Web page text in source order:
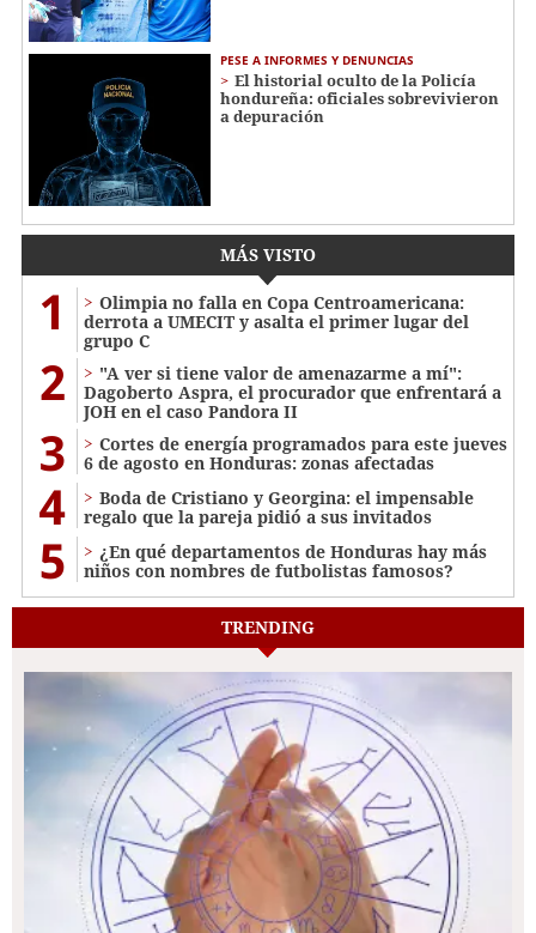
PESE A INFORMES Y DENUNCIAS
El historial oculto de la Policía
hondureña: oficiales sobrevivieron
a depuración
MÁS VISTO
1
Olimpia no falla en Copa Centroamericana:
derrota a UMECIT y asalta el primer lugar del
grupo C
2
"A ver si tiene valor de amenazarme a mí":
Dagoberto Aspra, el procurador que enfrentará a
JOH en el caso Pandora II
3
Cortes de energía programados para este jueves
6 de agosto en Honduras: zonas afectadas
4
Boda de Cristiano y Georgina: el impensable
regalo que la pareja pidió a sus invitados
5
¿En qué departamentos de Honduras hay más
niños con nombres de futbolistas famosos?
TRENDING